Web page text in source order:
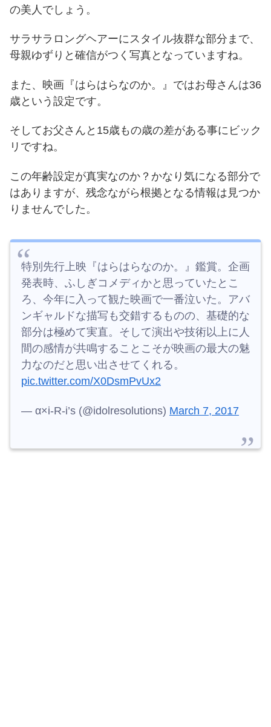
の美人でしょう。
サラサラロングヘアーにスタイル抜群な部分まで、
母親ゆずりと確信がつく写真となっていますね。
また、映画『はらはらなのか。』ではお母さんは36
歳という設定です。
そしてお父さんと15歳もの歳の差がある事にビック
リですね。
この年齢設定が真実なのか？かなり気になる部分で
はありますが、残念ながら根拠となる情報は見つか
りませんでした。
特別先行上映『はらはらなのか。』鑑賞。企画
発表時、ふしぎコメディかと思っていたとこ
ろ、今年に入って観た映画で一番泣いた。アバ
ンギャルドな描写も交錯するものの、基礎的な
部分は極めて実直。そして演出や技術以上に人
間の感情が共鳴することこそが映画の最大の魅
力なのだと思い出させてくれる。
pic.twitter.com/X0DsmPvUx2
— α×i-R-i’s (@idolresolutions) March 7, 2017